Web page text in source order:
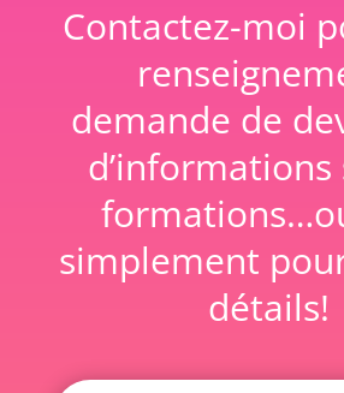
Contactez-moi
demande de
d’informations
simplement
détails!